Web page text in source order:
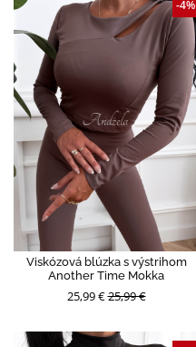
Viskózová blúzka s výstrihom
Another Time Mokka
25,99 €25,99 €
-4%